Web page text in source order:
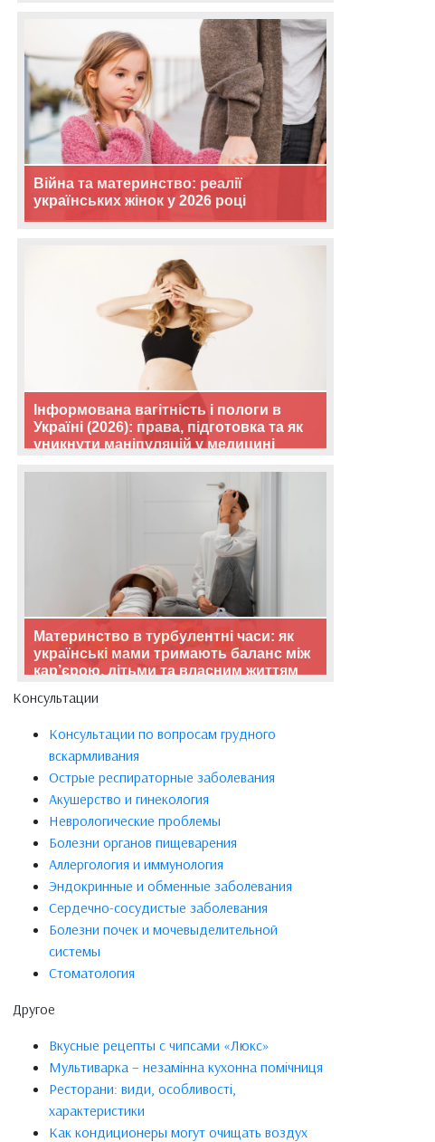
Війна та материнство: реалії
українських жінок у 2026 році
Інформована вагітність і пологи в
Україні (2026): права, підготовка та як
уникнути маніпуляцій у медицині
Материнство в турбулентні часи: як
українські мами тримають баланс між
кар’єрою, дітьми та власним життям
Консультации
Консультации по вопросам грудного
вскармливания
Острые респираторные заболевания
Акушерство и гинекология
Неврологические проблемы
Болезни органов пищеварения
Аллергология и иммунология
Эндокринные и обменные заболевания
Сердечно-сосудистые заболевания
Болезни почек и мочевыделительной
системы
Стоматология
Другое
Вкусные рецепты с чипсами «Люкс»
Мультиварка – незамінна кухонна помічниця
Ресторани: види, особливості,
характеристики
Как кондиционеры могут очищать воздух